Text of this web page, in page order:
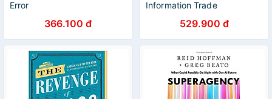
Error
366.100 đ
Information Trade
529.900 đ